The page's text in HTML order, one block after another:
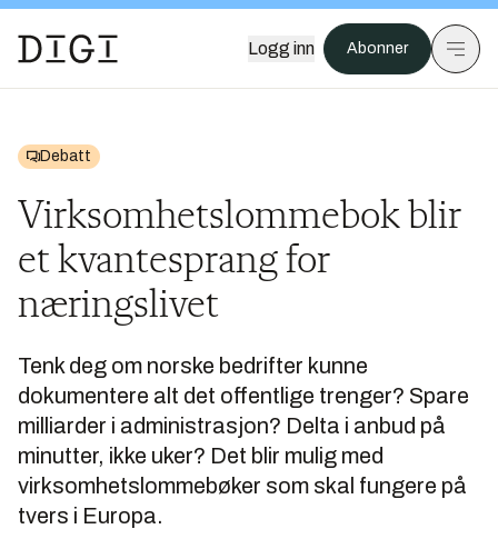
Logg inn Abonner
Debatt
Virksomhetslommebok blir
et kvantesprang for
næringslivet
Tenk deg om norske bedrifter kunne
dokumentere alt det offentlige trenger? Spare
milliarder i administrasjon? Delta i anbud på
minutter, ikke uker? Det blir mulig med
virksomhetslommebøker som skal fungere på
tvers i Europa.